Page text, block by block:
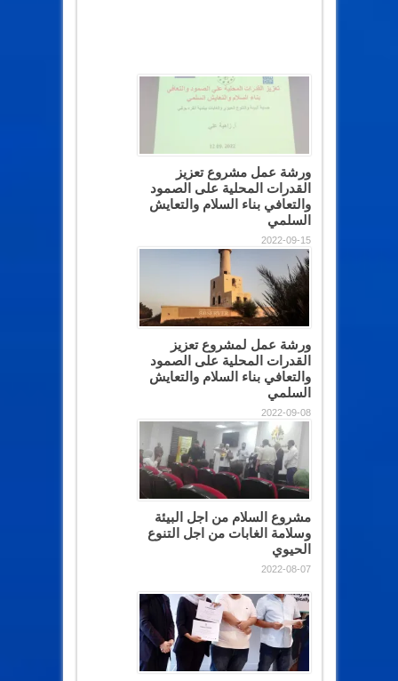
ورشة عمل مشروع تعزيز
القدرات المحلية على الصمود
والتعافي بناء السلام والتعايش
السلمي
2022-09-15
ورشة عمل لمشروع تعزيز
القدرات المحلية على الصمود
والتعافي بناء السلام والتعايش
السلمي
2022-09-08
مشروع السلام من اجل البيئة
وسلامة الغابات من اجل التنوع
الحيوي
2022-08-07